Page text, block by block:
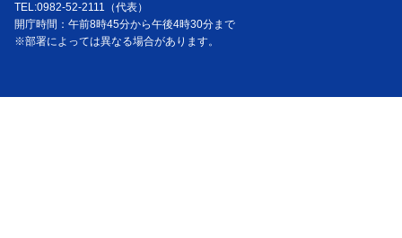
TEL:0982-52-2111（代表）
開庁時間：午前8時45分から午後4時30分まで
※部署によっては異なる場合があります。